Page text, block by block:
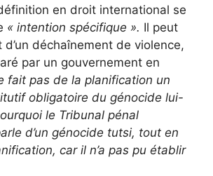
en droit international se
« intention spécifique ». Il peut
déchaînement de violence,
par un gouvernement en
fait pas de la planification un
obligatoire du génocide lui-
le Tribunal pénal
d’un génocide tutsi, tout en
car il n’a pas pu établir